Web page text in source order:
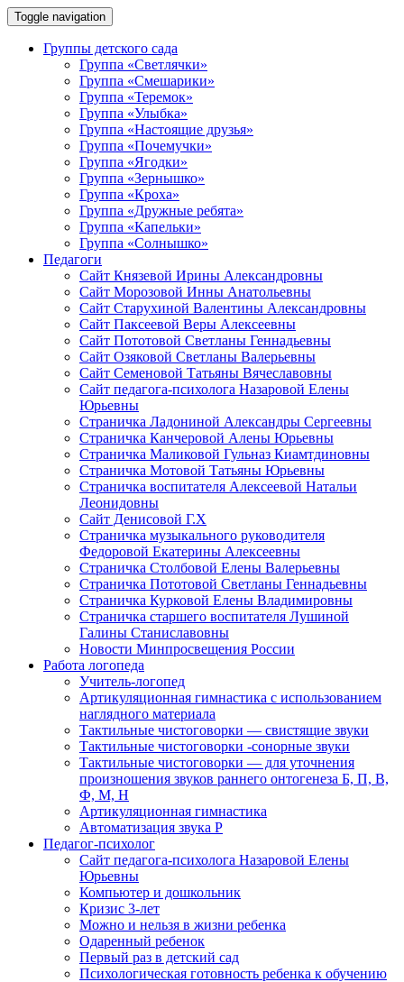
Toggle navigation
Группы детского сада
Группа «Светлячки»
Группа «Смешарики»
Группа «Теремок»
Группа «Улыбка»
Группа «Настоящие друзья»
Группа «Почемучки»
Группа «Ягодки»
Группа «Зернышко»
Группа «Кроха»
Группа «Дружные ребята»
Группа «Капельки»
Группа «Солнышко»
Педагоги
Сайт Князевой Ирины Александровны
Сайт Морозовой Инны Анатольевны
Сайт Старухиной Валентины Александровны
Сайт Паксеевой Веры Алексеевны
Сайт Пототовой Светланы Геннадьевны
Сайт Озяковой Светланы Валерьевны
Сайт Семеновой Татьяны Вячеславовны
Сайт педагога-психолога Назаровой Елены
Юрьевны
Страничка Ладониной Александры Сергеевны
Страничка Канчеровой Алены Юрьевны
Страничка Маликовой Гульназ Киамтдиновны
Страничка Мотовой Татьяны Юрьевны
Cтраничка воспитателя Алексеевой Натальи
Леонидовны
Сайт Денисовой Г.Х
Страничка музыкального руководителя
Федоровой Екатерины Алексеевны
Страничка Столбовой Елены Валерьевны
Страничка Пототовой Светланы Геннадьевны
Страничка Курковой Елены Владимировны
Страничка старшего воспитателя Лушиной
Галины Станиславовны
Новости Минпросвещения России
Работа логопеда
Учитель-логопед
Артикуляционная гимнастика с использованием
наглядного материала
Тактильные чистоговорки — свистящие звуки
Тактильные чистоговорки -сонорные звуки
Тактильные чистоговорки — для уточнения
произношения звуков раннего онтогенеза Б, П, В,
Ф, М, Н
Артикуляционная гимнастика
Автоматизация звука Р
Педагог-психолог
Сайт педагога-психолога Назаровой Елены
Юрьевны
Компьютер и дошкольник
Кризис 3-лет
Можно и нельзя в жизни ребенка
Одаренный ребенок
Первый раз в детский сад
Психологическая готовность ребенка к обучению